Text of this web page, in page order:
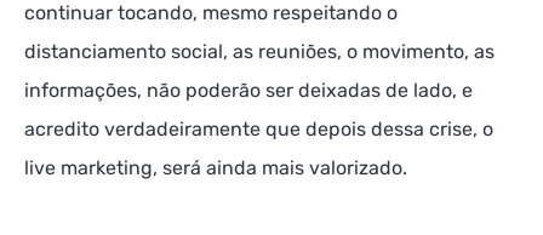
continuar tocando, mesmo respeitando o
distanciamento social, as reuniões, o movimento, as
informações, não poderão ser deixadas de lado, e
acredito verdadeiramente que depois dessa crise, o
live marketing, será ainda mais valorizado.